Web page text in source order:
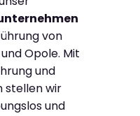
von
Opole. Mit
und
stellen wir
und